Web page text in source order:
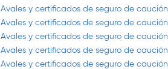
Avales y certificados de seguro de caución
Avales y certificados de seguro de caución
Avales y certificados de seguro de caución
Avales y certificados de seguro de caución
Avales y certificados de seguro de caución